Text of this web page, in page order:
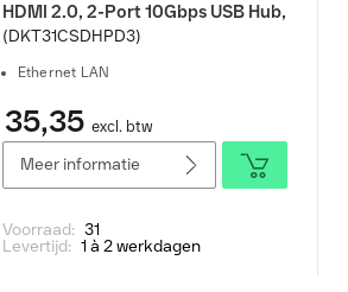
HDMI 2.0, 2-Port 10Gbps USB Hub,
100W Power Delivery Pass-
Type-C Mini Dock, 25.4cm Kabel
Docks & port replicator - Grijs
(DKT31CSDHPD3)
Ethernet LAN
35,35 excl. btw
Meer informatie
Voorraad: 31
Levertijd: 1 à 2 werkdagen